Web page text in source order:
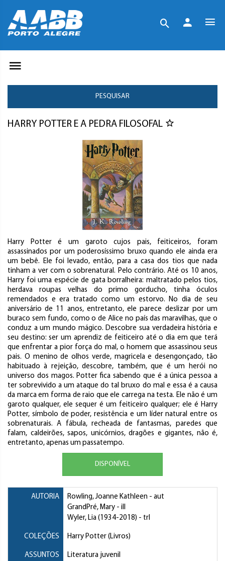
PESQUISAR
HARRY POTTER E A PEDRA FILOSOFAL
Harry Potter é um garoto cujos pais, feiticeiros, foram
assassinados por um poderosíssimo bruxo quando ele ainda era
um bebê. Ele foi levado, então, para a casa dos tios que nada
tinham a ver com o sobrenatural. Pelo contrário. Até os 10 anos,
Harry foi uma espécie de gata borralheira: maltratado pelos tios,
herdava roupas velhas do primo gorducho, tinha óculos
remendados e era tratado como um estorvo. No dia de seu
aniversário de 11 anos, entretanto, ele parece deslizar por um
buraco sem fundo, como o de Alice no país das maravilhas, que o
conduz a um mundo mágico. Descobre sua verdadeira história e
seu destino: ser um aprendiz de feiticeiro até o dia em que terá
que enfrentar a pior força do mal, o homem que assassinou seus
pais. O menino de olhos verde, magricela e desengonçado, tão
habituado à rejeição, descobre, também, que é um herói no
universo dos magos. Potter fica sabendo que é a única pessoa a
ter sobrevivido a um ataque do tal bruxo do mal e essa é a causa
da marca em forma de raio que ele carrega na testa. Ele não é um
garoto qualquer, ele sequer é um feiticeiro qualquer; ele é Harry
Potter, símbolo de poder, resistência e um líder natural entre os
sobrenaturais. A fábula, recheada de fantasmas, paredes que
falam, caldeirões, sapos, unicórnios, dragões e gigantes, não é,
entretanto, apenas um passatempo.
DISPONÍVEL
AUTORIA Rowling, Joanne Kathleen - aut
GrandPré, Mary - ill
Wyler, Lia (1934-2018) - trl
COLEÇÕES Harry Potter (Livros)
ASSUNTOS
Literatura juvenil